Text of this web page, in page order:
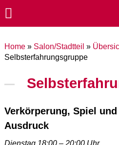
Home» Salon/Stadtteil »
Selbsterfahrungsgruppe
Verkörperung, Spiel
Ausdruck
Dienstag 18:00 – 20:00 Uhr